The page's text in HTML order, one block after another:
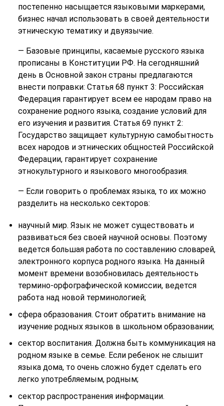
постепенно насыщается языковыми маркерами,
бизнес начал использовать в своей деятельности
этническую тематику и двуязычие.
— Базовые принципы, касаемые русского языка
прописаны в Конституции РФ. На сегодняшний
день в Основной закон страны предлагаются
внести поправки: Статья 68 пункт 3: Российская
Федерация гарантирует всем ее народам право на
сохранение родного языка, создание условий для
его изучения и развития. Статья 69 пункт 2:
Государство защищает культурную самобытность
всех народов и этнических общностей Российской
Федерации, гарантирует сохранение
этнокультурного и языкового многообразия.
— Если говорить о проблемах языка, то их можно
разделить на несколько секторов:
научный мир. Язык не может существовать и
развиваться без своей научной основы. Поэтому
ведется большая работа по составлению словарей,
электронного корпуса родного языка. На данный
момент времени возобновилась деятельность
термино-орфографической комиссии, ведется
работа над новой терминологией;
сфера образования. Стоит обратить внимание на
изучение родных языков в школьном образовании;
сектор воспитания. Должна быть коммуникация на
родном языке в семье. Если ребенок не слышит
языка дома, то очень сложно будет сделать его
легко употребляемым, родным;
сектор распространения информации.